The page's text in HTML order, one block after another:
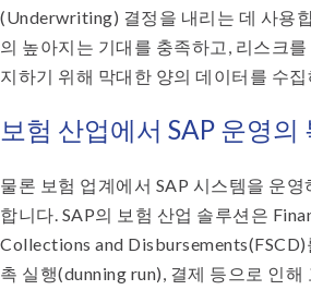
(Underwriting) 결정을 내리는 데 사용
의 높아지는 기대를 충족하고, 리스크
지하기 위해 막대한 양의 데이터를 수집
보험 산업에서 SAP 운영의
물론 보험 업계에서 SAP 시스템을 운
합니다. SAP의 보험 산업 솔루션은
Collections and
촉 실행(dunning run), 결제 등으로 인해